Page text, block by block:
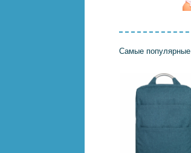
Самые популярные